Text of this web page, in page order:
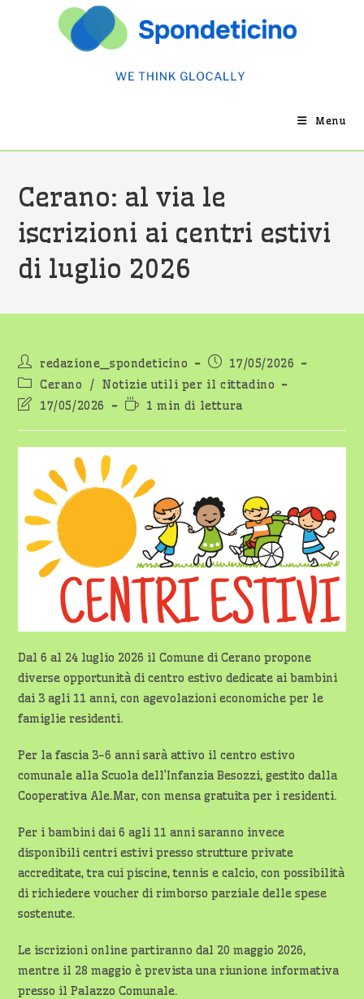
Menu
Cerano: al via le
iscrizioni ai centri estivi
di luglio 2026
Autore
dell'articolo:
redazione_spondeticino
Articolo
pubblicato:
17/05/2026
Categoria
dell'articolo:
Cerano / Notizie utili per il cittadino
Ultima
dell'articolo:
17/05/2026
Tempo
lettura:
1 min di lettura
Dal 6 al 24 luglio 2026 il Comune di Cerano propone
diverse opportunità di centro estivo dedicate ai bambini
dai 3 agli 11 anni, con agevolazioni economiche per le
famiglie residenti.
Per la fascia 3-6 anni sarà attivo il centro estivo
comunale alla Scuola dell’Infanzia Besozzi, gestito dalla
Cooperativa Ale.Mar, con mensa gratuita per i residenti.
Per i bambini dai 6 agli 11 anni saranno invece
disponibili centri estivi presso strutture private
accreditate, tra cui piscine, tennis e calcio, con possibilità
di richiedere voucher di rimborso parziale delle spese
sostenute.
Le iscrizioni online partiranno dal 20 maggio 2026,
mentre il 28 maggio è prevista una riunione informativa
presso il Palazzo Comunale.